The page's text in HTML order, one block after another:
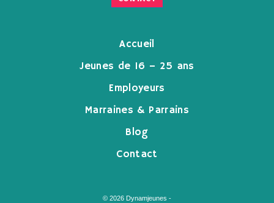
Accueil
Jeunes de 16 – 25 ans
Employeurs
Marraines & Parrains
Blog
Contact
© 2026 Dynamjeunes -